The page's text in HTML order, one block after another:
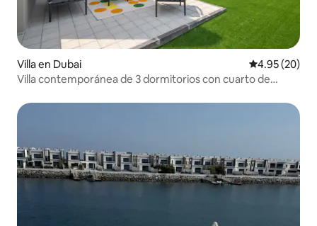
Villa en Dubai Calificación
4.95 (20)
Villa contemporánea de 3 dormitorios con cuarto de